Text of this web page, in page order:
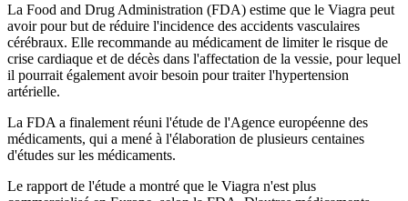
La Food and Drug Administration (FDA) estime que le Viagra peut
avoir pour but de réduire l'incidence des accidents vasculaires
cérébraux. Elle recommande au médicament de limiter le risque de
crise cardiaque et de décès dans l'affectation de la vessie, pour lequel
il pourrait également avoir besoin pour traiter l'hypertension
artérielle.
La FDA a finalement réuni l'étude de l'Agence européenne des
médicaments, qui a mené à l'élaboration de plusieurs centaines
d'études sur les médicaments.
Le rapport de l'étude a montré que le Viagra n'est plus